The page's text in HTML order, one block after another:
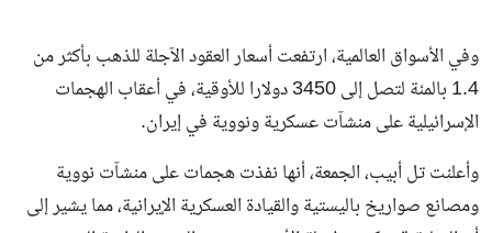
وفي الأسواق العالمية، ارتفعت أسعار العقود الآجلة للذهب بأكثر من
1.4 بالمئة لتصل إلى 3450 دولارا للأوقية، في أعقاب الهجمات
الإسرائيلية على منشآت عسكرية ونووية في إيران.
وأعلنت تل أبيب، الجمعة، أنها نفذت هجمات على منشآت نووية
ومصانع صواريخ باليستية والقيادة العسكرية الإيرانية، مما يشير إلى